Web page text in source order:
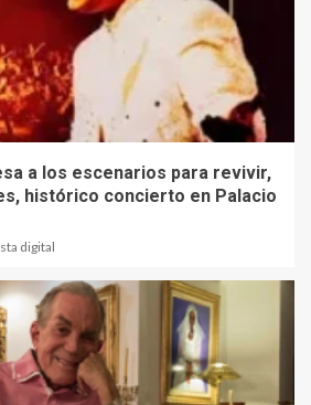
a los escenarios para revivir,
histórico concierto en Palacio
digital